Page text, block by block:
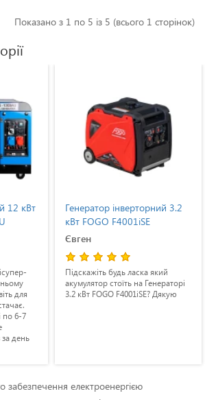
Показано з 1 по 5 із 5 (всього 1 сторінок)
кВт
7
Генератор інверторний 3.2
кВт FOGO F4001iSE
Євген
Підскажіть будь ласка який
акумулятор стоїть на Генераторі
3.2 кВт FOGO F4001iSE? Дякую
забезпечення електроенергією